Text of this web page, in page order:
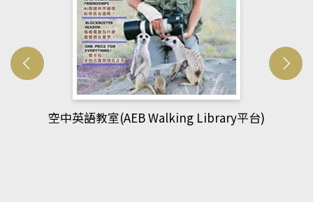
網管人(kono平台)